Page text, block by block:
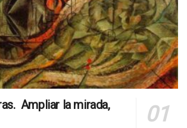
Ampliar la mirada,